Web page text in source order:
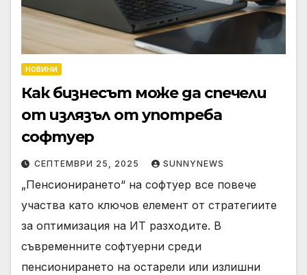
НОВИНИ
Как бизнесът може да спечели
от излязъл от употреба
софтуер
СЕПТЕМВРИ 25, 2025 SUNNYNEWS
„Пенсионирането“ на софтуер все повече
участва като ключов елемент от стратегиите
за оптимизация на ИТ разходите. В
съвременните софтуерни среди
пенсионирането на остарели или излишни